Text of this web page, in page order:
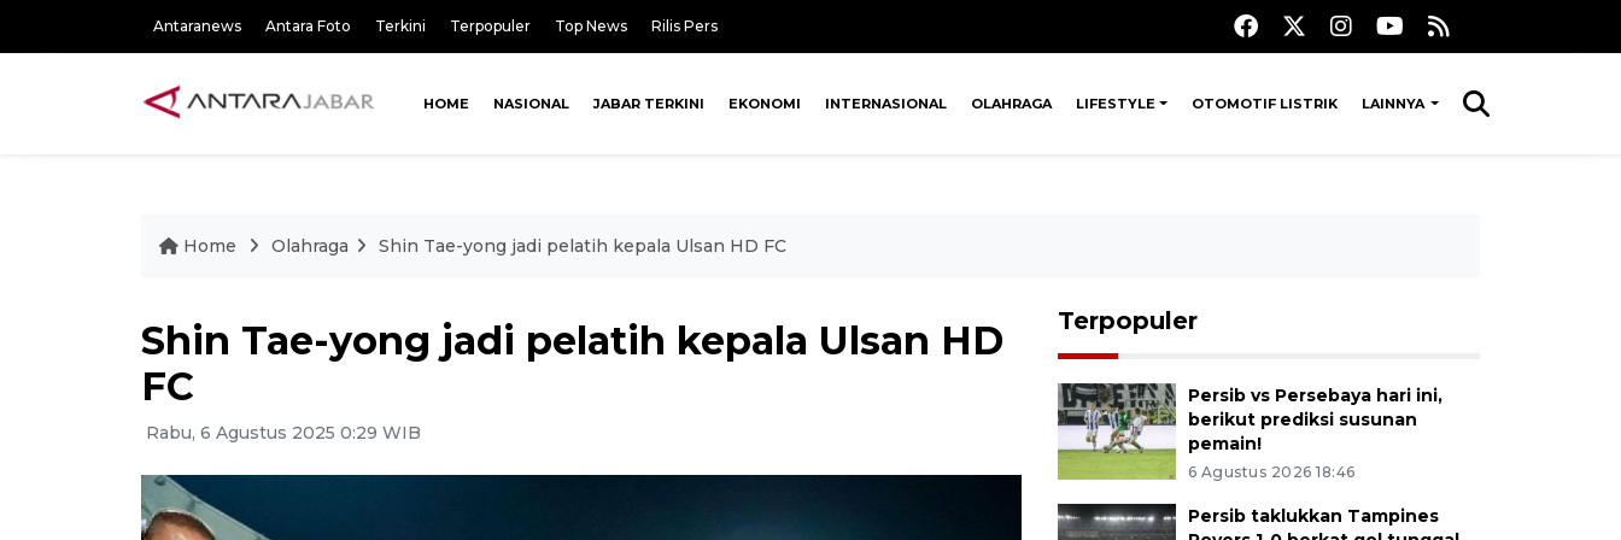
Antaranews Antara Foto Terkini Terpopuler Top News Rilis Pers
HOME NASIONAL JABAR TERKINI EKONOMI INTERNASIONAL OLAHRAGA LIFESTYLE OTOMOTIF LISTRIK LAINNYA
Home Olahraga Shin Tae-yong jadi pelatih kepala Ulsan HD FC
Shin Tae-yong jadi pelatih kepala Ulsan HD
FC
Rabu, 6 Agustus 2025 0:29 WIB
Terpopuler
Persib vs Persebaya hari ini,
berikut prediksi susunan
pemain!
6 Agustus 2026 18:46
Persib taklukkan Tampines